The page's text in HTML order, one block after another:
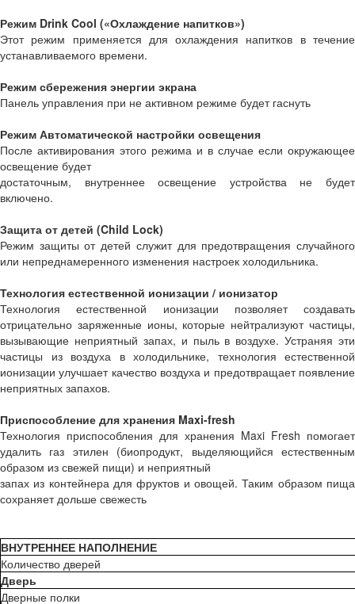
Режим Drink Cool («Охлаждение напитков»)
Этот режим применяется для охлаждения напитков в течение
устанавливаемого времени.
Режим сбережения энергии экрана
Панель управления при не активном режиме будет гаснуть
Режим Автоматической настройки освещения
После активирования этого режима и в случае если окружающее
освещение будет
достаточным, внутреннее освещение устройства не будет
включено.
Защита от детей (Child Lock)
Режим защиты от детей служит для предотвращения случайного
или непреднамеренного изменения настроек холодильника.
Технология естественной ионизации / ионизатор
Технология естественной ионизации позволяет создавать
отрицательно заряженные ионы, которые нейтрализуют частицы,
вызывающие неприятный запах, и пыль в воздухе. Устраняя эти
частицы из воздуха в холодильнике, технология естественной
ионизации улучшает качество воздуха и предотвращает появление
неприятных запахов.
Приспособление для хранения Maxi-fresh
Технология приспособления для хранения Maxi Fresh помогает
удалить газ этилен (биопродукт, выделяющийся естественным
образом из свежей пищи) и неприятный
запах из контейнера для фруктов и овощей. Таким образом пища
сохраняет дольше свежесть
ВНУТРЕННЕЕ НАПОЛНЕНИЕ
Количество дверей
Дверь
Дверные полки